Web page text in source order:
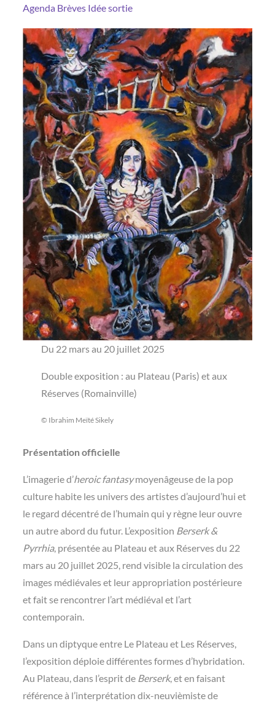
Agenda Brèves Idée sortie
Du 22 mars au 20 juillet 2025
Double exposition : au Plateau (Paris) et aux
Réserves (Romainville)
© Ibrahim Meïté Sikely
Présentation officielle
L’imagerie d’heroic fantasymoyenâgeuse de la pop
culture habite les univers des artistes d’aujourd’hui et
le regard décentré de l’humain qui y règne leur ouvre
un autre abord du futur. L’exposition Berserk &
Pyrrhia, présentée au Plateau et aux Réserves du 22
mars au 20 juillet 2025, rend visible la circulation des
images médiévales et leur appropriation postérieure
et fait se rencontrer l’art médiéval et l’art
contemporain.
Dans un diptyque entre Le Plateau et Les Réserves,
l’exposition déploie différentes formes d’hybridation.
Au Plateau, dans l’esprit de Berserk, et en faisant
référence à l’interprétation dix-neuvièmiste de